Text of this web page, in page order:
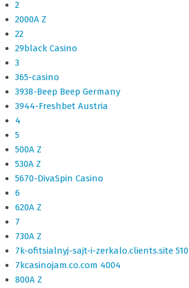
2
2000A Z
22
29black Casino
3
365-casino
3938-Beep Beep Germany
3944-Freshbet Austria
4
5
500A Z
530A Z
5670-DivaSpin Casino
6
620A Z
7
730A Z
7k-ofitsialnyj-sajt-i-zerkalo.clients.site 510
7kcasinojam.co.com 4004
800A Z